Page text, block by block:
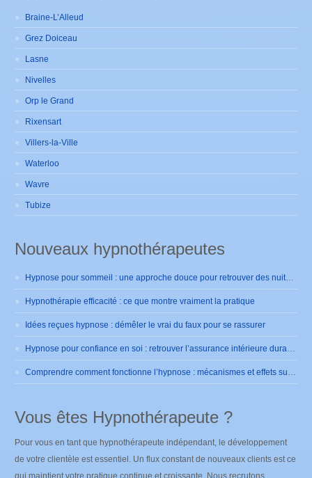
Braine-L’Alleud
Grez Doiceau
Lasne
Nivelles
Orp le Grand
Rixensart
Villers-la-Ville
Waterloo
Wavre
Tubize
Nouveaux hypnothérapeutes
Hypnothérapie efficacité : ce que montre vraiment la pratique
Idées reçues hypnose : démêler le vrai du faux pour se rassurer
Vous êtes Hypnothérapeute ?
Pour vous en tant que hypnothérapeute indépendant, le développement
de votre clientèle est essentiel. Un flux constant de nouveaux clients est ce
qui maintient votre pratique continue et croissante. Nous recrutons